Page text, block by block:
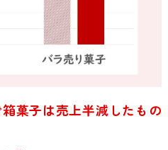
菓子は売上半減したもの